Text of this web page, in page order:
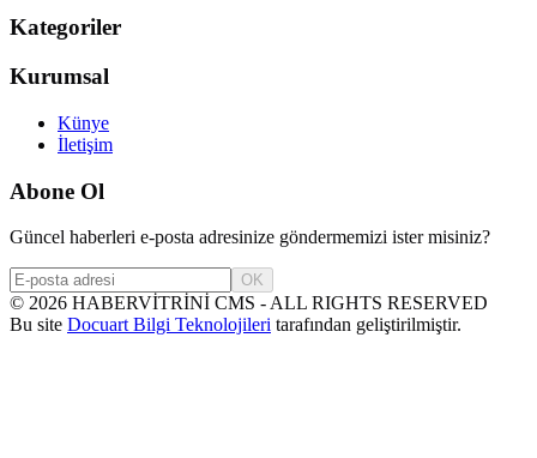
Kategoriler
Kurumsal
Künye
İletişim
Abone Ol
Güncel haberleri e-posta adresinize göndermemizi ister misiniz?
OK
© 2026 HABERVİTRİNİ CMS - ALL RIGHTS RESERVED
Bu site Docuart Bilgi Teknolojileri tarafından geliştirilmiştir.